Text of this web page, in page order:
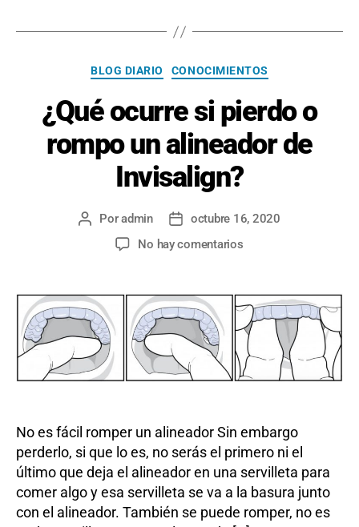
Categorías
BLOG DIARIO CONOCIMIENTOS
¿Qué ocurre si pierdo o
rompo un alineador de
Invisalign?
Autor
Poradmin
Fechaoctubre 16, 2020
No hay comentariosen
si
pierdo
o
rompo
un
alineador
No es fácil romper un alineador Sin embargo
perderlo, si que lo es, no serás el primero ni el
último que deja el alineador en una servilleta para
comer algo y esa servilleta se va a la basura junto
con el alineador. También se puede romper, no es